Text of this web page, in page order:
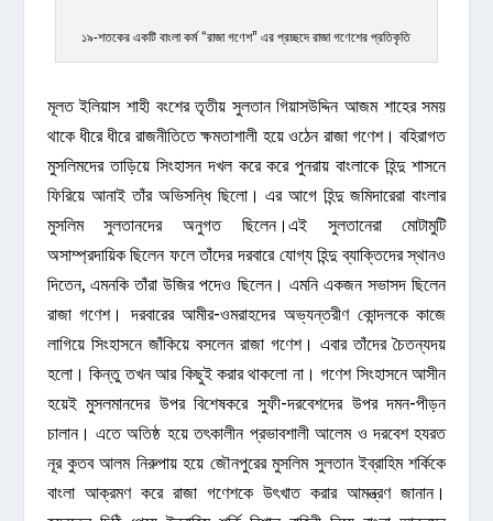
১৯-শতকের একটি বাংলা কর্ম “রাজা গণেশ” এর প্রচ্ছদে রাজা গণেশের প্রতিকৃতি
মূলত ইলিয়াস শাহী বংশের তৃতীয় সুলতান গিয়াসউদ্দিন আজম শাহের সময়
থাকে ধীরে ধীরে রাজনীতিতে ক্ষমতাশালী হয়ে ওঠেন রাজা গণেশ। বহিরাগত
মুসলিমদের তাড়িয়ে সিংহাসন দখল করে করে পুনরায় বাংলাকে হিন্দু শাসনে
ফিরিয়ে আনাই তাঁর অভিসন্ধি ছিলো। এর আগে হিন্দু জমিদারেরা বাংলার
মুসলিম সুলতানদের অনুগত ছিলেন।এই সুলতানেরা মোটামুটি
অসাম্প্রদায়িক ছিলেন ফলে তাঁদের দরবারে যোগ্য হিন্দু ব্যাক্তিদের স্থানও
দিতেন, এমনকি তাঁরা উজির পদেও ছিলেন। এমনি একজন সভাসদ ছিলেন
রাজা গণেশ। দরবারের আমীর-ওমরাহদের অভ্যন্তরীণ কোন্দলকে কাজে
লাগিয়ে সিংহাসনে জাঁকিয়ে বসলেন রাজা গণেশ। এবার তাঁদের চৈতন্যদয়
হলো। কিন্তু তখন আর কিছুই করার থাকলো না। গণেশ সিংহাসনে আসীন
হয়েই মুসলমানদের উপর বিশেষকরে সুফী-দরবেশদের উপর দমন-পীড়ন
চালান। এতে অতিষ্ঠ হয়ে তৎকালীন প্রভাবশালী আলেম ও দরবেশ হযরত
নূর কুতব আলম নিরুপায় হয়ে জৌনপুরের মুসলিম সুলতান ইব্রাহিম শর্কিকে
বাংলা আক্রমণ করে রাজা গণেশকে উৎখাত করার আমন্ত্রণ জানান।